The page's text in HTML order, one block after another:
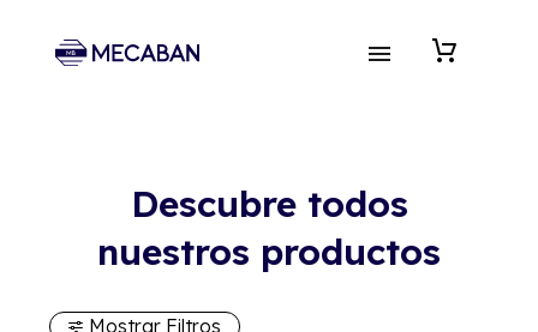
Descubre todos
nuestros productos
Mostrar Filtros